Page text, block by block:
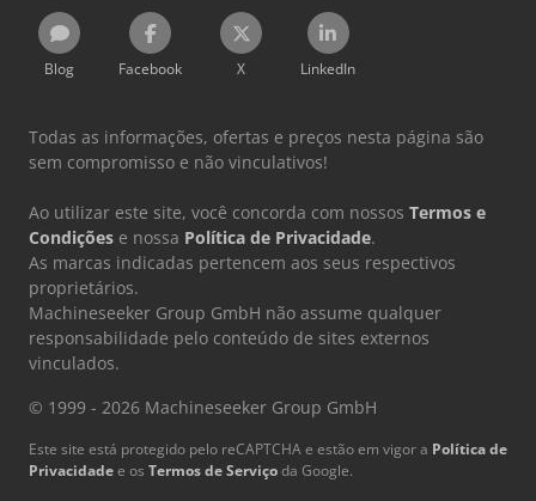
Blog Facebook X LinkedIn
Todas as informações, ofertas e preços nesta página são
sem compromisso e não vinculativos!
Ao utilizar este site, você concorda com nossos Termos e
Condições e nossa Política de Privacidade.
As marcas indicadas pertencem aos seus respectivos
proprietários.
Machineseeker Group GmbH não assume qualquer
responsabilidade pelo conteúdo de sites externos
vinculados.
© 1999 - 2026 Machineseeker Group GmbH
Este site está protegido pelo reCAPTCHA e estão em vigor a Política de
Privacidadee os Termos de Serviçoda Google.